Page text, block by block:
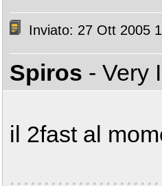
Inviato: 27 Ott 2005
Spiros - Very
il 2fast al